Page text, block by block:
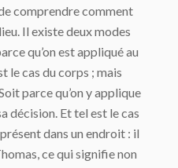
comprendre comment
Il existe deux modes
qu’on est appliqué au
le cas du corps ; mais
parce qu’on y applique
décision. Et tel est le cas
dans un endroit : il
ce qui signifie non